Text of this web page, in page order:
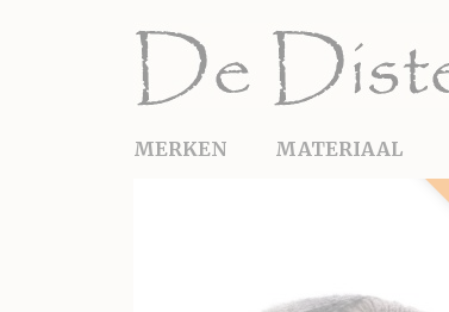
MERKEN MATERIAAL